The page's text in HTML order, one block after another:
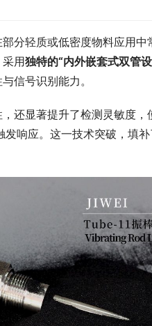
轻质或低密度物料应用中
用独特的“内外嵌套式双管
信号识别能力。
显著提升了检测灵敏度，
响应。这一技术突破，填